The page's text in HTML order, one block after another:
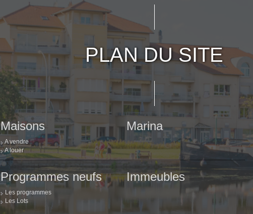
PLAN DU SITE
Maisons
A vendre
A louer
Marina
Programmes neufs
Les programmes
Les Lots
Immeubles